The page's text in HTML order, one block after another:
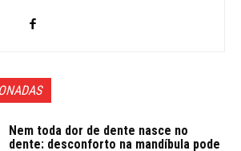
Nem toda dor de dente nasce no
dente: desconforto na mandíbula pode